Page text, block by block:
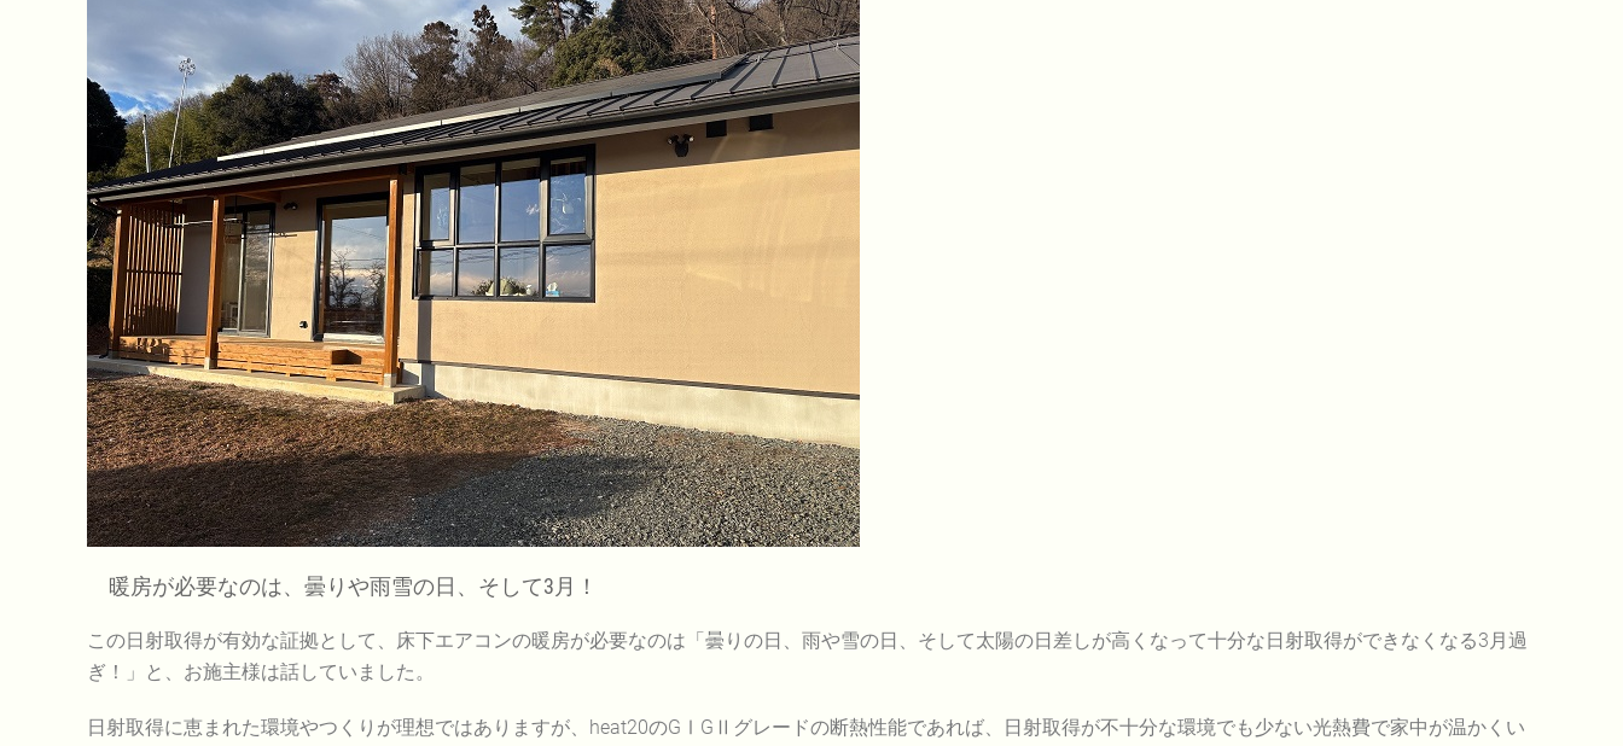
暖房が必要なのは、曇りや雨雪の日、そして3月！
この日射取得が有効な証拠として、床下エアコンの暖房が必要なのは「曇りの日、雨や雪の日、そして太陽の日差しが高くなって十分な日射取得ができなくなる3月過
ぎ！」と、お施主様は話していました。
日射取得に恵まれた環境やつくりが理想ではありますが、heat20のGⅠGⅡグレードの断熱性能であれば、日射取得が不十分な環境でも少ない光熱費で家中が温かくい